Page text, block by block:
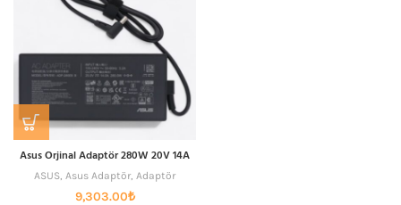
Asus Orjinal Adaptör 280W 20V 14A
ASUS, Asus Adaptör, Adaptör
9,303.00₺